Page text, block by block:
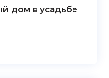
дом в усадьбе